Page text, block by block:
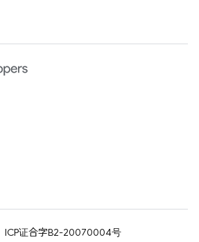
ICP证合字B2-20070004号